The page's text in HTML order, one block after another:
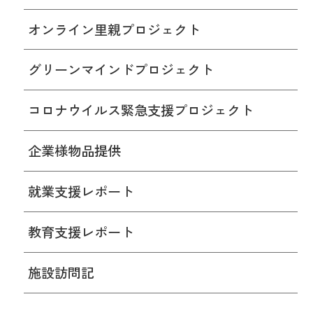
オンライン里親プロジェクト
グリーンマインドプロジェクト
コロナウイルス緊急支援プロジェクト
企業様物品提供
就業支援レポート
教育支援レポート
施設訪問記